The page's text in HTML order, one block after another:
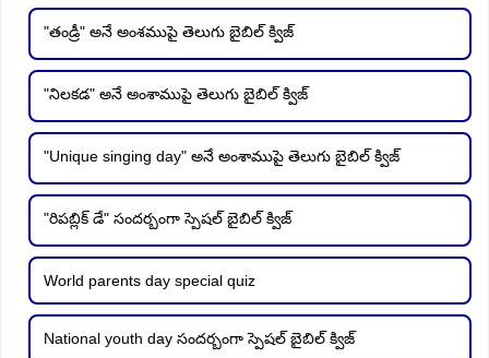
"తండ్రీ" అనే అంశముపై తెలుగు బైబిల్ క్విజ్
"నిలకడ" అనే అంశాముపై తెలుగు బైబిల్ క్విజ్
"Unique singing day" అనే అంశాముపై తెలుగు బైబిల్ క్విజ్
"రిపబ్లిక్ డే" సందర్బంగా స్పెషల్ బైబిల్ క్విజ్
World parents day special quiz
National youth day సందర్బంగా స్పెషల్ బైబిల్ క్విజ్